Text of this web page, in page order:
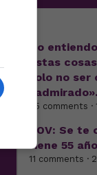
No
estas
solo no
«admirado».
25 comments ·
POV: Se
tiene 55
11 comments ·